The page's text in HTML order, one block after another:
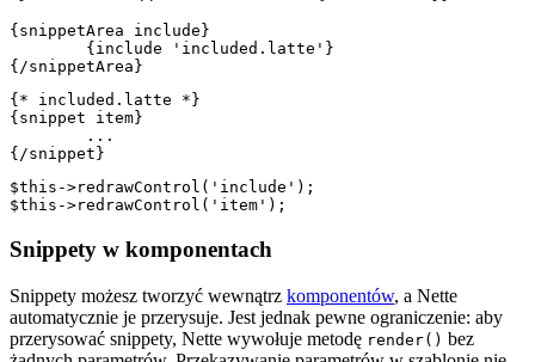
{snippetArea include}
{* included.latte *}
{snippet item}
$this->redrawControl('include');
Snippety w komponentach
Snippety możesz tworzyć wewnątrz komponentów, a Nette
automatycznie je przerysuje. Jest jednak pewne ograniczenie: aby
przerysować snippety, Nette wywołuje metodę render() bez